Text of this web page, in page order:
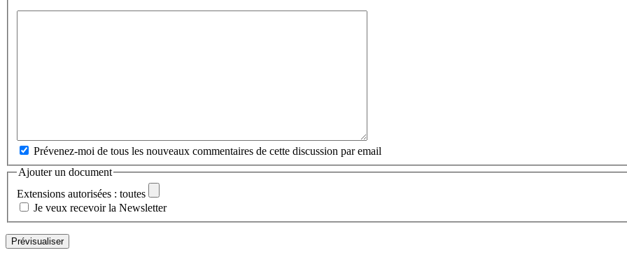
Prévenez-moi de tous les nouveaux commentaires de cette discussion par email
Ajouter un document
Extensions autorisées : toutes
Je veux recevoir la Newsletter